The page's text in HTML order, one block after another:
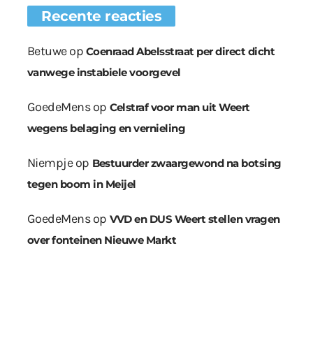
Recente reacties
Betuweop Coenraad Abelsstraat per direct dicht
vanwege instabiele voorgevel
GoedeMensop Celstraf voor man uit Weert
wegens belaging en vernieling
Niempjeop Bestuurder zwaargewond na botsing
tegen boom in Meijel
GoedeMensop VVD en DUS Weert stellen vragen
over fonteinen Nieuwe Markt